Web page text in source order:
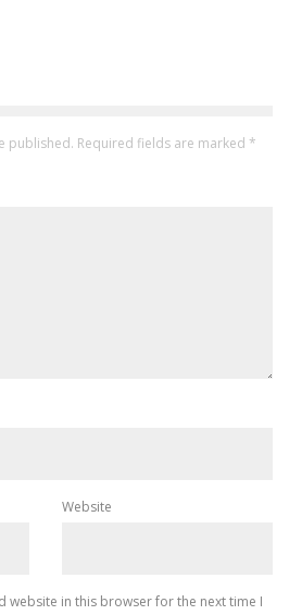
published. Required fields are marked *
Website
website in this browser for the next time I